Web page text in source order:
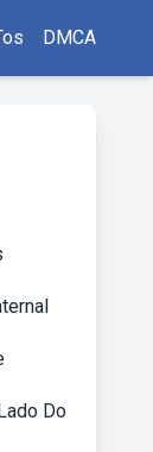
DMCA
Do